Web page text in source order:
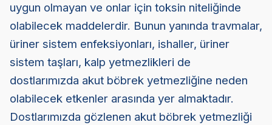
uygun olmayan ve onlar için toksin niteliğinde
olabilecek maddelerdir. Bunun yanında travmalar,
üriner sistem enfeksiyonları, ishaller, üriner
sistem taşları, kalp yetmezlikleri de
dostlarımızda akut böbrek yetmezliğine neden
olabilecek etkenler arasında yer almaktadır.
Dostlarımızda gözlenen akut böbrek yetmezliği